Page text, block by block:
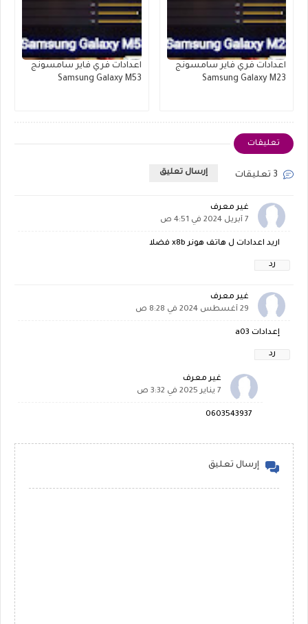
اعدادات فري فاير سامسونج
Samsung Galaxy M23
اعدادات فري فاير سامسونج
Samsung Galaxy M53
تعليقات
إرسال تعليق
غير معرف
7 أبريل 2024 في 4:51 ص
اريد اعدادات ل هاتف هونر x8b فضلا
رد
غير معرف
29 أغسطس 2024 في 8:28 ص
إعدادات a03
رد
غير معرف
7 يناير 2025 في 3:32 ص
0603543937
إرسال تعليق